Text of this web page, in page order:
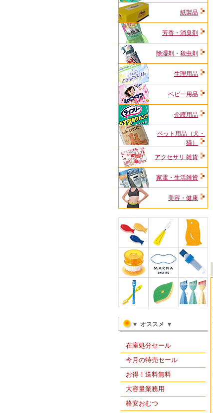
紙製品
芳香・消臭剤
除湿剤・殺虫剤
生理用品
ベビー用品
介護用品
ペット用品（犬・
猫）
アクセサリ 雑貨
家電・生活雑貨
美容・健康
▼ オススメ ▼
在庫処分セール
今月の特売セール
お得！送料無料
大容量業務用
格安おむつ